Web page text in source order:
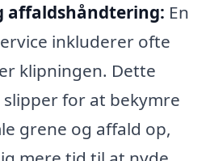
affaldshåndtering: En
inkluderer ofte
klipningen. Dette
for at bekymre
grene og affald op,